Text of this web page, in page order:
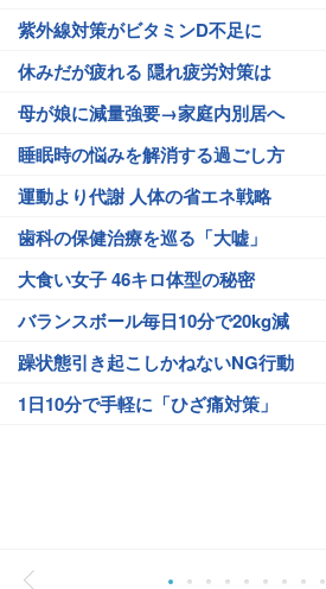
紫外線対策がビタミンD不足に
休みだが疲れる 隠れ疲労対策は
母が娘に減量強要→家庭内別居へ
睡眠時の悩みを解消する過ごし方
運動より代謝 人体の省エネ戦略
歯科の保健治療を巡る「大嘘」
大食い女子 46キロ体型の秘密
バランスボール毎日10分で20kg減
躁状態引き起こしかねないNG行動
1日10分で手軽に「ひざ痛対策」